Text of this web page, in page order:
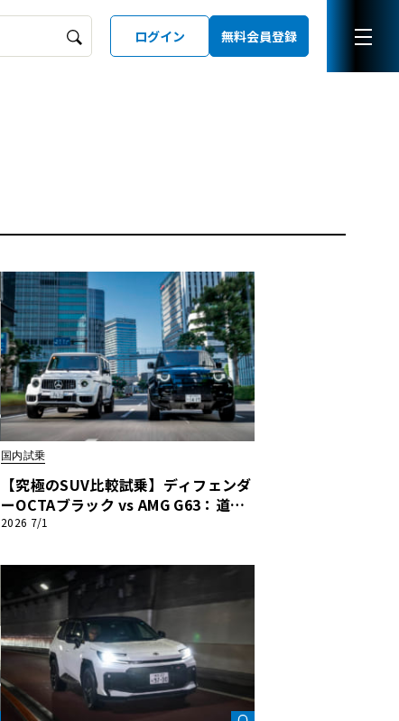
ログイン 無料会員登録
国内試乗
【究極のSUV比較試乗】ディフェンダ
ーOCTAブラック vs AMG G63：道な
き道を征く2台の「対極的アプロー
2026 7/1